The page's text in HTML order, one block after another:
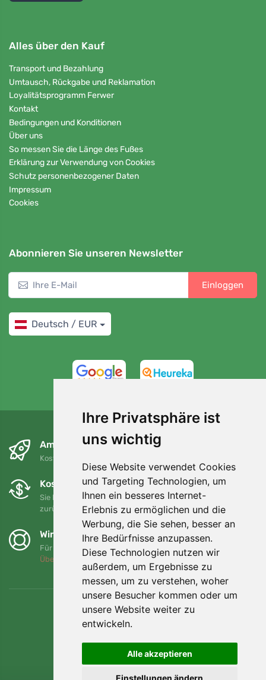
Ihre Privatsphäre ist
uns wichtig
Diese Website verwendet Cookies
und Targeting Technologien, um
Ihnen ein besseres Internet-
Erlebnis zu ermöglichen und die
Werbung, die Sie sehen, besser an
Ihre Bedürfnisse anzupassen.
Diese Technologien nutzen wir
außerdem, um Ergebnisse zu
messen, um zu verstehen, woher
unsere Besucher kommen oder um
unsere Website weiter zu
entwickeln.
Alle akzeptieren
Einstellungen ändern
Alles über den Kauf
Transport und Bezahlung
Umtausch, Rückgabe und Reklamation
Loyalitätsprogramm Ferwer
Kontakt
Bedingungen und Konditionen
Über uns
So messen Sie die Länge des Fußes
Erklärung zur Verwendung von Cookies
Schutz personenbezogener Daten
Impressum
Cookies
Abonnieren Sie unseren Newsletter
Einloggen
Deutsch / EUR
Am nächsten Tag und kostenlos
Kostenloser Versand für Bestellungen über 80 EUR
Kostenloser Umtausch und Rückgabe
Sie können Ihre Bestellung jederzeit innerhalb von 90 Tagen
zurückgeben oder umtauschen.
Wir unterstützen Trees.org
Für jede Bestellung pflanzen wir einen Baum! Mehr lesen
Über uns